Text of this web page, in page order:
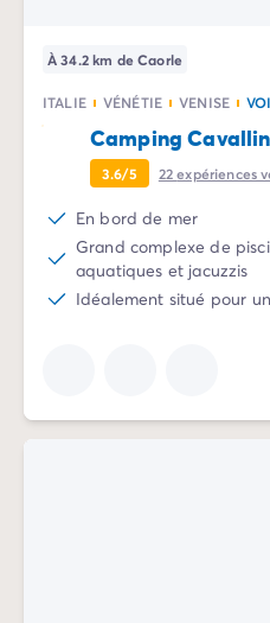
À 34.2 km de Caorle
ITALIE VÉNÉTIE VENISE
Camping
3.6/5 22expériences
En bord de mer
Grand complexe de
aquatiques et jacuzzis
Idéalement situé pour